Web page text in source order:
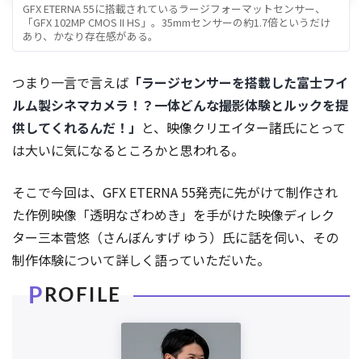
GFX ETERNA 55に搭載されているラージフォーマットセンサー、
「GFX 102MP CMOS II HS」。35mmセンサーの約1.7倍というだけ
あり、かなり存在感がある。
つまり一言で言えば 「ラージセンサーを搭載した富士フイ
ルム製シネマカメラ！？一体どんな撮影体験とルックを提
供してくれるんだ！」 と、映像クリエイター諸氏にとって
は大いに気になるところかと思われる。
そこで今回は、GFX ETERNA 55発売に先がけて制作され
た作例映像「透明なざわめき」を手がけた映像ディレク
ター三本菅悠（さんぼんすげ ゆう）氏に話を伺い、その
制作体験について詳しく語っていただいた。